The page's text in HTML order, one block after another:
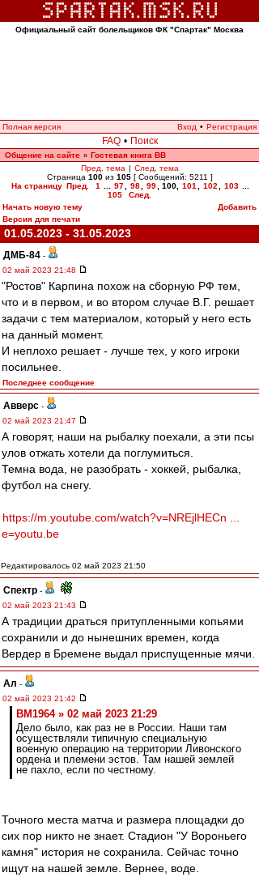
Официальный сайт болельщиков ФК "Спартак" Москва
Полная версия Вход • Регистрация
FAQ • Поиск
Общение на сайте » Гостевая книга ВВ
Пред. тема | След. тема
Страница 100из 105[ Сообщений: 5211 ]
На страницу Пред. 1 97 98 99 100, 101 102 103
105
След.
Начать новую тему
Добавить
Версия для печати
01.05.2023 - 31.05.2023
ДМБ-84 -
02 май 2023 21:48
"Ростов" Карпина похож на сборную РФ тем,
что и в первом, и во втором случае В.Г. решает
задачи с тем материалом, который у него есть
на данный момент.
И неплохо решает - лучше тех, у кого игроки
посильнее.
Последнее сообщение
Авверс -
02 май 2023 21:47
А говорят, наши на рыбалку поехали, а эти псы
улов отжать хотели да поглумиться.
Темна вода, не разобрать - хоккей, рыбалка,
футбол на снегу.
https://m.youtube.com/watch?v=NREjlHECn ...
e=youtu.be
Редактировалось 02 май 2023 21:50
Спектр -
02 май 2023 21:43
А традиции драться притупленными копьями
сохранили и до нынешних времен, когда
Вердер в Бремене выдал приспущенные мячи.
Ал -
02 май 2023 21:42
BM1964 » 02 май 2023 21:29
Дело было, как раз не в России. Наши там
осуществляли типичную специальную
военную операцию на территории Ливонского
ордена и племени эстов. Там нашей землей
не пахло, если по честному.
Точного места матча и размера площадки до
сих пор никто не знает. Стадион "У Вороньего
камня" история не сохранила. Сейчас точно
ищут на нашей земле. Вернее, воде.